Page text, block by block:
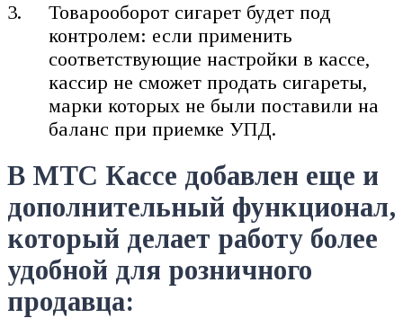
Товарооборот сигарет будет под
контролем: если применить
соответствующие настройки в кассе,
кассир не сможет продать сигареты,
марки которых не были поставили на
баланс при приемке УПД.
В МТС Кассе добавлен еще и
дополнительный функционал,
который делает работу более
удобной для розничного
продавца: